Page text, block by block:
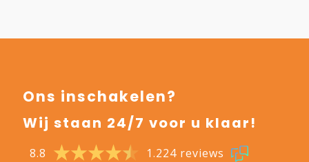
Ons inschakelen?
Wij staan 24/7 voor u klaar!
8.8 1.224 reviews